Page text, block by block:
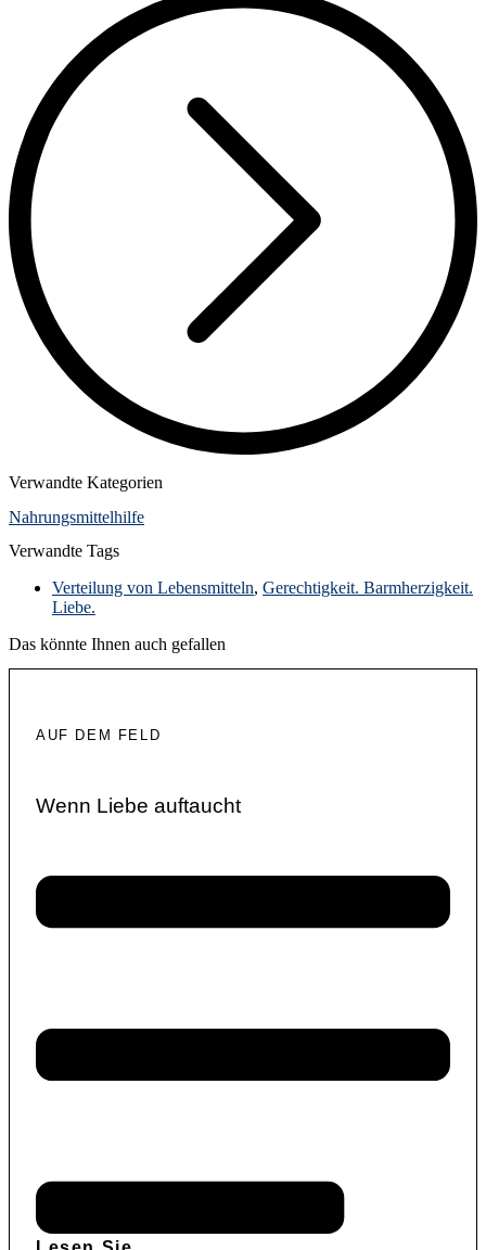
Verwandte Kategorien
Nahrungsmittelhilfe
Verwandte Tags
Verteilung von Lebensmitteln, Gerechtigkeit. Barmherzigkeit.
Liebe.
Das könnte Ihnen auch gefallen
AUF DEM FELD
Wenn Liebe auftaucht